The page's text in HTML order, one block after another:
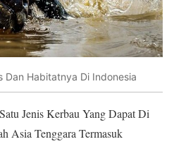
Dan Habitatnya Di Indonesia
Jenis Kerbau Yang Dapat Di
Asia Tenggara Termasuk